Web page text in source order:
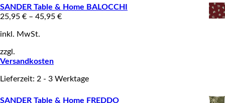
SANDER Table & Home BALOCCHI
25,95 € – 45,95 €
inkl. MwSt.
zzgl.
Versandkosten
Lieferzeit: 2 - 3 Werktage
SANDER Table & Home FREDDO